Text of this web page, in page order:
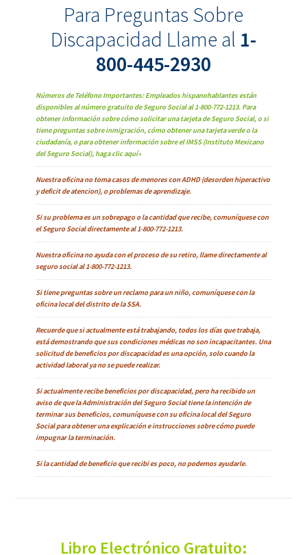
Para Preguntas Sobre
Discapacidad Llame al 1-
800-445-2930
Números de Teléfono Importantes: Empleados hispanohablantes están
disponibles al número gratuito de Seguro Social al 1-800-772-1213. Para
obtener información sobre cómo solicitar una tarjeta de Seguro Social, o si
tiene preguntas sobre inmigración, cómo obtener una tarjeta verde o la
ciudadanía, o para obtener información sobre el IMSS (Instituto Mexicano
del Seguro Social), haga clic aquí»
Nuestra oficina no toma casos de menores con ADHD (desorden hiperactivo
y deficit de atencion), o problemas de aprendizaje.
Si su problema es un sobrepago o la cantidad que recibe, comuníquese con
el Seguro Social directamente al 1-800-772-1213.
Nuestra oficina no ayuda con el proceso de su retiro, llame directamente al
seguro social al 1-800-772-1213.
Si tiene preguntas sobre un reclamo para un niño, comuníquese con la
oficina local del distrito de la SSA.
Recuerde que si actualmente está trabajando, todos los días que trabaja,
está demostrando que sus condiciones médicas no son incapacitantes. Una
solicitud de beneficios por discapacidad es una opción, solo cuando la
actividad laboral ya no se puede realizar.
Si actualmente recibe beneficios por discapacidad, pero ha recibido un
aviso de que la Administración del Seguro Social tiene la intención de
terminar sus beneficios, comuníquese con su oficina local del Seguro
Social para obtener una explicación e instrucciones sobre cómo puede
impugnar la terminación.
Si la cantidad de beneficio que recibi es poco, no podemos ayudarle.
Libro Electrónico Gratuito: